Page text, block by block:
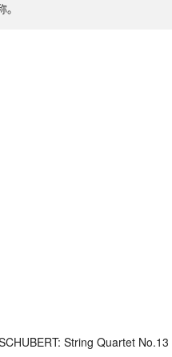
String Quartet No.13